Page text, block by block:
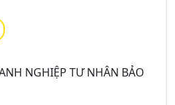
NGHIỆP TƯ NHÂN BẢO